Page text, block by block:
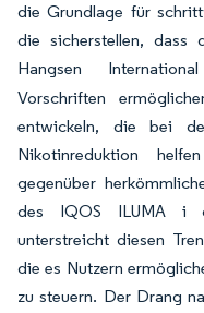
die Grundlage für
die sicherstellen, dass
Hangsen
Vorschriften
entwickeln, die bei
Nikotinreduktion
gegenüber
des IQOS ILUMA i
unterstreicht diesen
die es Nutzern
zu steuern. Der Drang